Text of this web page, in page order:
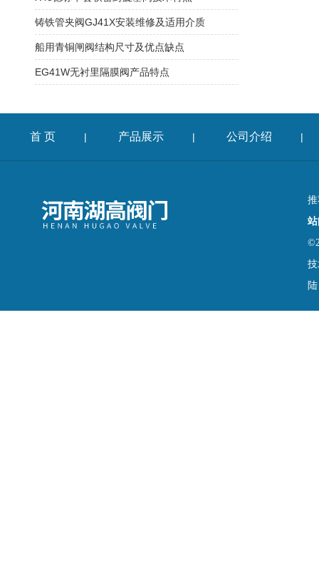
铸铁管夹阀GJ41X安装维修及适用介质
船用青铜闸阀结构尺寸及优点缺点
EG41W无衬里隔膜阀产品特点
首 页 | 产品展示 | 公司介绍 |
陆